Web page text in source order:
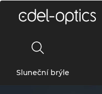
Sluneční brýle